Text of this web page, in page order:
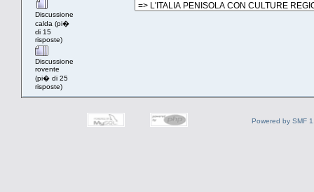
Discussione
calda (pi�
di 15
risposte)
Discussione
rovente
(pi� di 25
risposte)
Powered by SMF